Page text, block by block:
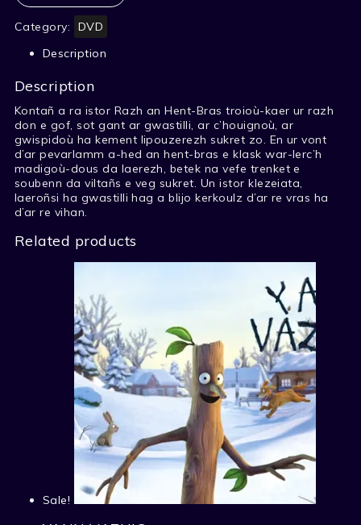
Category:
DVD
Description
Description
Kontañ a ra istor Razh an Hent-Bras troioù-kaer ur razh
don e gof, sot gant ar gwastilli, ar c’houignoù, ar
gwispidoù ha kement lipouzerezh sukret zo. En ur vont
d’ar pevarlamm a-hed an hent-bras e klask war-lerc’h
madigoù-dous da laerezh, betek na vefe trenket e
soubenn da viltañs e veg sukret. Un istor klezeiata,
laeroñsi ha gwastilli hag a blijo kerkoulz d’ar re vras ha
d’ar re vihan.
Related products
Sale!